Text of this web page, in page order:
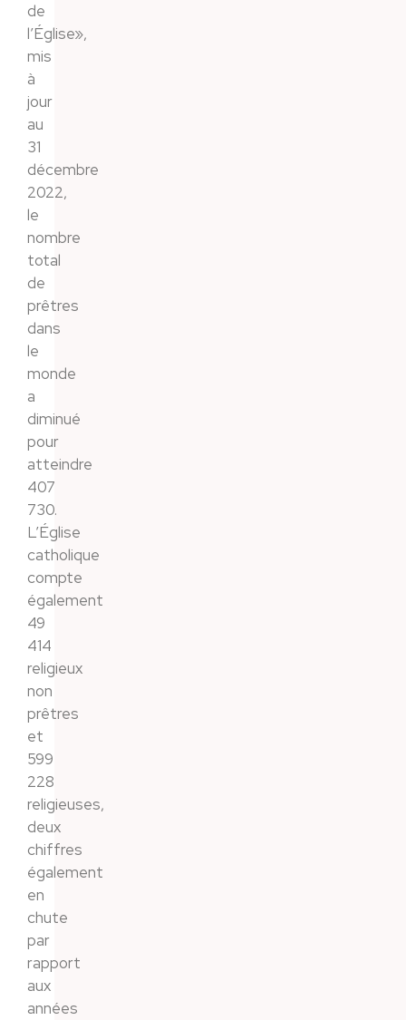
de
l’Église»,
mis
à
jour
au
31
décembre
2022,
le
nombre
total
de
prêtres
dans
le
monde
a
diminué
pour
atteindre
407
730.
L’Église
catholique
compte
également
49
414
religieux
non
prêtres
et
599
228
religieuses,
deux
chiffres
également
en
chute
par
rapport
aux
années